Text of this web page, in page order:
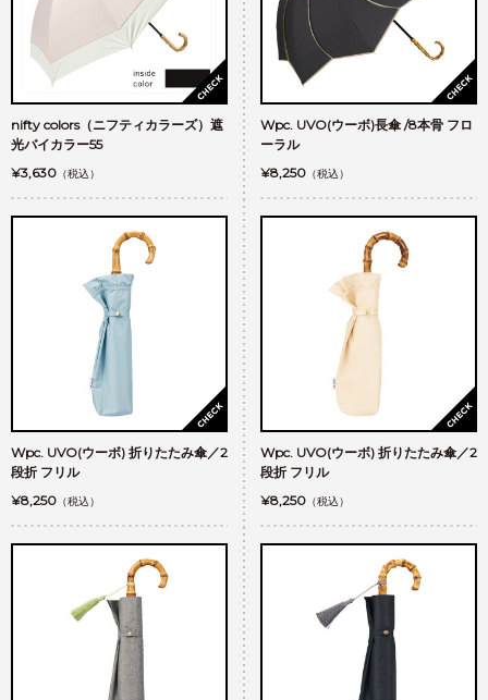
nifty colors（ニフティカラーズ）遮
光バイカラー55
¥3,630 （税込）
Wpc. UVO(ウーボ)長傘 /8本骨 フロ
ーラル
¥8,250 （税込）
Wpc. UVO(ウーボ) 折りたたみ傘／2
段折 フリル
¥8,250 （税込）
Wpc. UVO(ウーボ) 折りたたみ傘／2
段折 フリル
¥8,250 （税込）